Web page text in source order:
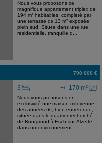
Nous vous proposons ce
magnifique appartement triplex de
194 m² habitables, complété par
une terrasse de 13 m² exposée
plein sud. Située dans une rue
résidentielle, tranquille d...
790 000 €
+/- 170 m²
3
Nous vous proposons en
exclusivité une maison mitoyenne
des années 60, bien entretenue,
située dans le quartier recherché
de Bourgrund à Esch-sur-Alzette,
dans un environnement ...